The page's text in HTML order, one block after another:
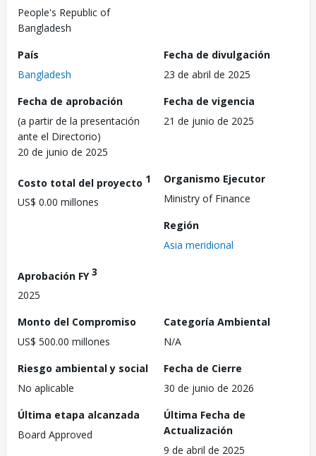
People's Republic of
Bangladesh
País
Bangladesh
Fecha de divulgación
23 de abril de 2025
Fecha de aprobación
(a partir de la presentación
ante el Directorio)
20 de junio de 2025
Fecha de vigencia
21 de junio de 2025
Costo total del proyecto 1
US$ 0.00 millones
Organismo Ejecutor
Ministry of Finance
Región
Asia meridional
Aprobación FY3
2025
Monto del Compromiso
US$ 500.00 millones
Categoría Ambiental
N/A
Riesgo ambiental y social
No aplicable
Fecha de Cierre
30 de junio de 2026
Última etapa alcanzada
Board Approved
Última Fecha de
Actualización
9 de abril de 2025